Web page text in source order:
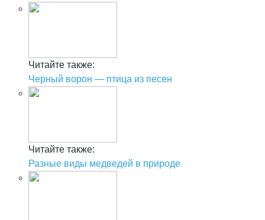
Читайте также:
Черный ворон — птица из песен
Читайте также:
Разные виды медведей в природе